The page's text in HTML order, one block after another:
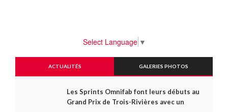
Select Language ▼
ACTUALITÉS GALERIES PHOTOS
Les Sprints Omnifab font leurs débuts au
Grand Prix de Trois-Rivières avec un